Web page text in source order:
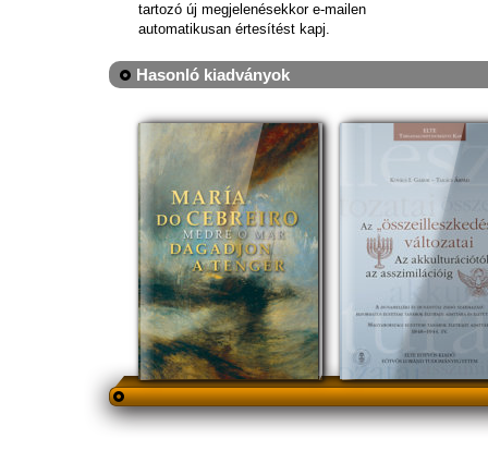
tartozó új megjelenésekkor e-mailen
automatikusan értesítést kapj.
Hasonló kiadványok